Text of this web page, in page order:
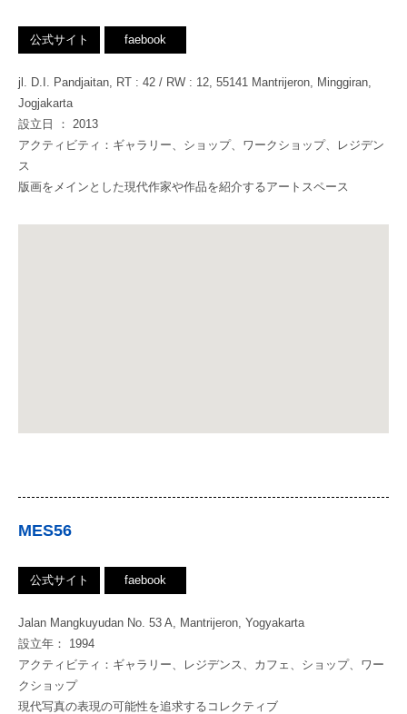
公式サイト faebook
jl. D.I. Pandjaitan, RT : 42 / RW : 12, 55141 Mantrijeron, Minggiran,
Jogjakarta
設立日 ： 2013
アクティビティ：ギャラリー、ショップ、ワークショップ、レジデン
ス
版画をメインとした現代作家や作品を紹介するアートスペース
MES56
公式サイト faebook
Jalan Mangkuyudan No. 53 A, Mantrijeron, Yogyakarta
設立年： 1994
アクティビティ：ギャラリー、レジデンス、カフェ、ショップ、ワー
クショップ
現代写真の表現の可能性を追求するコレクティブ